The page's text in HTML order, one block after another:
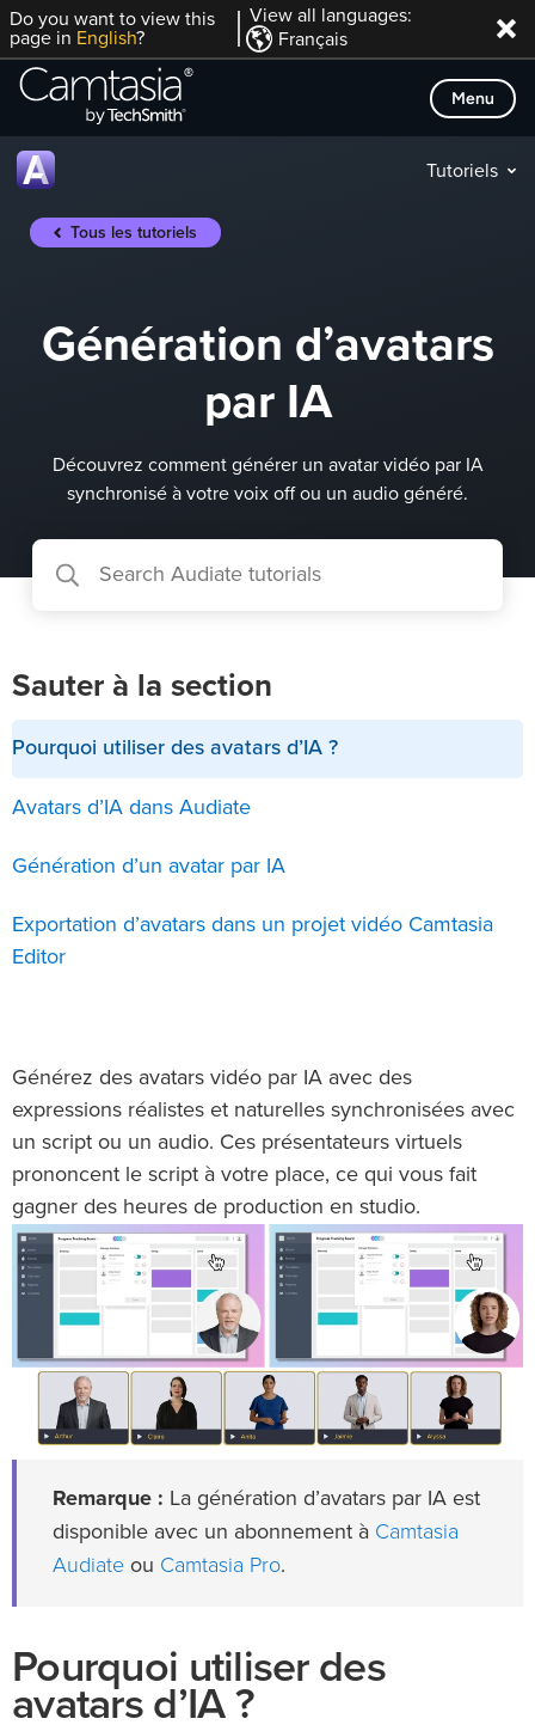
Passer
directement
contenu
Do you want to view this
page in English?
View all languages:
Français
Menu
Tutoriels
Tous les tutoriels
Génération d’avatars
par IA
Découvrez comment générer un avatar vidéo par IA
synchronisé à votre voix off ou un audio généré.
Générez des avatars vidéo par IA avec des
expressions réalistes et naturelles synchronisées avec
un script ou un audio. Ces présentateurs virtuels
prononcent le script à votre place, ce qui vous fait
gagner des heures de production en studio.
Remarque : La génération d’avatars par IA est
disponible avec un abonnement à Camtasia
Audiate ou Camtasia Pro.
Pourquoi utiliser des
avatars d’IA ?
Sauter à la section
Pourquoi utiliser des avatars d’IA ?
Avatars d’IA dans Audiate
Génération d’un avatar par IA
Exportation d’avatars dans un projet vidéo Camtasia
Editor